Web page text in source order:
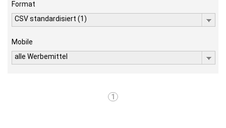
Format
CSV standardisiert (1)
Mobile
alle Werbemittel
1